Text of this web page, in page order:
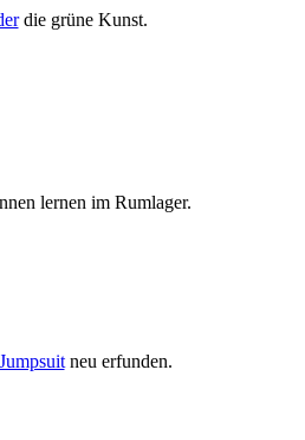
die grüne Kunst.
lernen im Rumlager.
neu erfunden.